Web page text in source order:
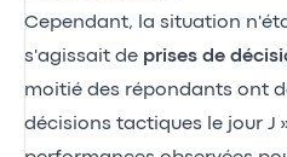
Cependant, la situation
s'agissait de prises de
moitié des répondants ont
décisions tactiques le jour J